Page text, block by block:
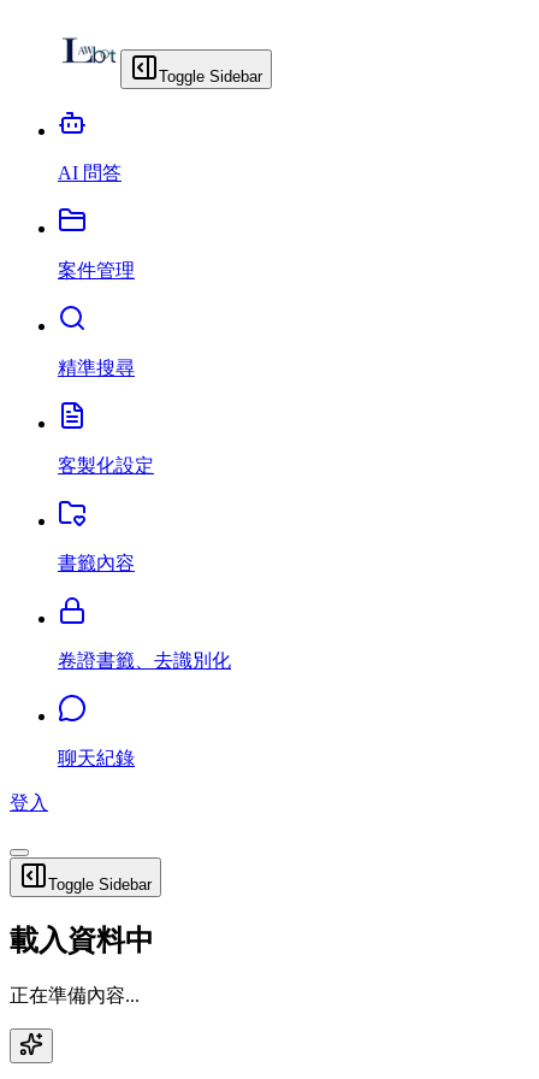
Toggle Sidebar
AI 問答
案件管理
精準搜尋
客製化設定
書籤內容
卷證書籤、去識別化
聊天紀錄
登入
Toggle Sidebar
載入資料中
正在準備內容...